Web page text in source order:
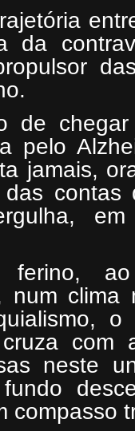
da
de
pelo
jamais,
contas
ferino,
num
com
neste
compasso